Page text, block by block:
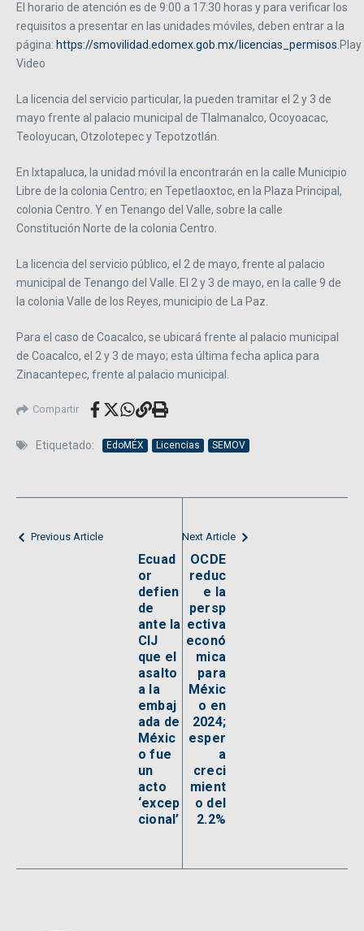
El horario de atención es de 9:00 a 17:30 horas y para verificar los
requisitos a presentar en las unidades móviles, deben entrar a la
página: https://smovilidad.edomex.gob.mx/licencias_permisos .Play
Video
La licencia del servicio particular, la pueden tramitar el 2 y 3 de
mayo frente al palacio municipal de Tlalmanalco, Ocoyoacac,
Teoloyucan, Otzolotepec y Tepotzotlán.
En Ixtapaluca, la unidad móvil la encontrarán en la calle Municipio
Libre de la colonia Centro; en Tepetlaoxtoc, en la Plaza Principal,
colonia Centro. Y en Tenango del Valle, sobre la calle
Constitución Norte de la colonia Centro.
La licencia del servicio público, el 2 de mayo, frente al palacio
municipal de Tenango del Valle. El 2 y 3 de mayo, en la calle 9 de
la colonia Valle de los Reyes, municipio de La Paz.
Para el caso de Coacalco, se ubicará frente al palacio municipal
de Coacalco, el 2 y 3 de mayo; esta última fecha aplica para
Zinacantepec, frente al palacio municipal.
Compartir
Etiquetado: EdoMÉX Licencias SEMOV
Previous Article
Ecuad
or
defien
de
ante la
CIJ
que el
asalto
a la
embaj
ada de
Méxic
o fue
un
acto
‘excep
cional’
Next Article
OCDE
reduc
e la
persp
ectiva
econó
mica
para
Méxic
o en
2024;
esper
a
creci
mient
o del
2.2%